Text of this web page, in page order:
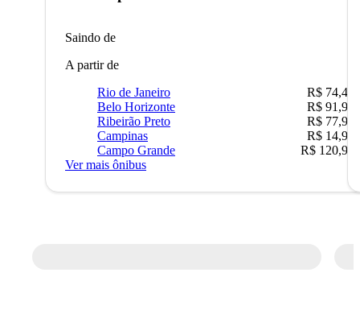
Saindo de
A partir de
Rio de Janeiro
R$ 74,48
Belo Horizonte
R$ 91,90
Ribeirão Preto
R$ 77,90
Campinas
R$ 14,90
Campo Grande
R$ 120,90
Ver mais ônibus